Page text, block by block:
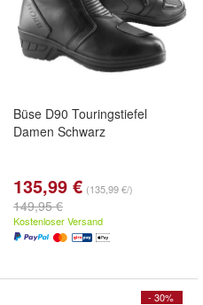
Büse D90 Touringstiefel
Damen Schwarz
135,99 € (135,99 €/)
149,95 €
Kostenloser Versand
- 30%